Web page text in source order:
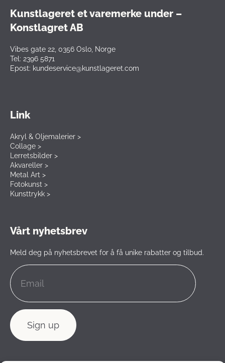
Kunstlageret et varemerke under –
Konstlagret AB
Vibes gate 22, 0356 Oslo, Norge
Tel: 2396 5871
Epost: kundeservice@kunstlageret.com
Link
Akryl & Oljemalerier >
Collage >
Lerretsbilder >
Akvareller >
Metal Art >
Fotokunst >
Kunsttrykk >
Vårt nyhetsbrev
Meld deg på nyhetsbrevet for å få unike rabatter og tilbud.